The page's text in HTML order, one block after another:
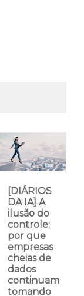
[DIÁRIOS
DA IA] A
ilusão do
controle:
por que
empresas
cheias de
dados
continuam
tomando